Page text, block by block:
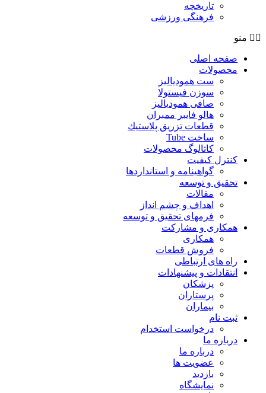
تاريخچه
فرهنگی ورزشی
منو
صفحه اصلی
محصولات
ست همودیالیز
سوزن فیستولا
صافی همودیالیز
هالو فایبر ممبران
قطعات تزريق پلاستيك
ساخت Tube
کاتالوگ محصولات
کنترل کیفیت
گواهينامه و استانداردها
تحقيق و توسعه
مقالات
اهداف و چشم انداز
فرمهای تحقیق و توسعه
همکاری و مشارکت
همکاری
فروش قطعات
راه های ارتباطی
انتقادات و پيشنهادات
پزشكان
پرستاران
بيماران
ثبت نام
درخواست استخدام
درباره ما
درباره ما
عضویت ها
بازدید
نمایشگاه